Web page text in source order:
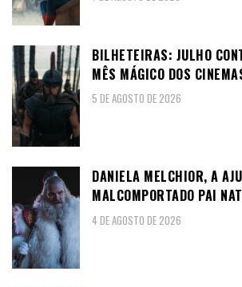
BILHETEIRAS: JULHO
MÊS MÁGICO DOS
5 DE AGOSTO DE 2026
DANIELA MELCHIOR, A
MALCOMPORTADO PAI
4 DE AGOSTO DE 2026